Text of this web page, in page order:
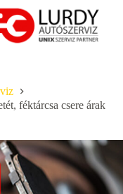
féktárcsa csere árak